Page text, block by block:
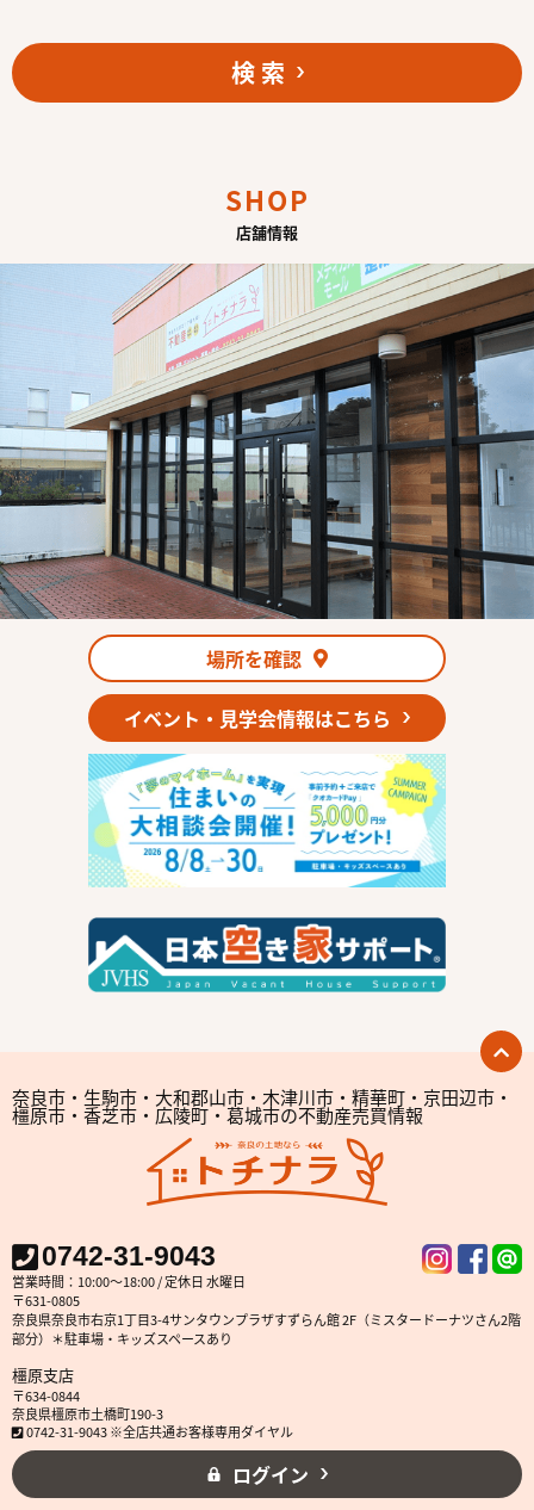
検 索
SHOP
店舗情報
場所を確認
イベント・見学会情報はこちら
奈良市・生駒市・大和郡山市・木津川市・精華町・京田辺市・
橿原市・香芝市・広陵町・葛城市の不動産売買情報
0742-31-9043
営業時間：10:00～18:00 / 定休日 水曜日
〒631-0805
奈良県奈良市右京1丁目3-4サンタウンプラザすずらん館 2F（ミスタードーナツさん2階
部分）＊駐車場・キッズスペースあり
橿原支店
〒634-0844
奈良県橿原市土橋町190-3
0742-31-9043 ※全店共通お客様専用ダイヤル
ログイン